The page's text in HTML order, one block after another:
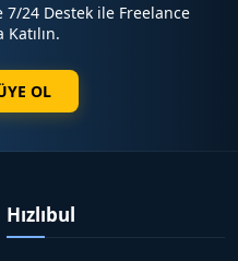
7/24 Destek ile Freelance
Katılın.
OL
Hızlıbul